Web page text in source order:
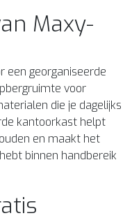
Maxy-
een georganiseerde
voor
die je dagelijks
kantoorkast helpt
en maakt het
binnen handbereik